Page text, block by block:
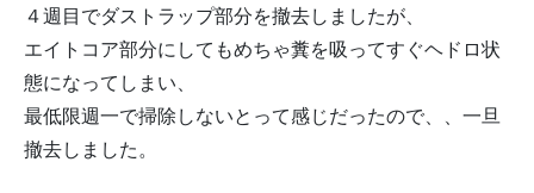
４週目でダストラップ部分を撤去しましたが、
エイトコア部分にしてもめちゃ糞を吸ってすぐヘドロ状
態になってしまい、
最低限週一で掃除しないとって感じだったので、、一旦
撤去しました。